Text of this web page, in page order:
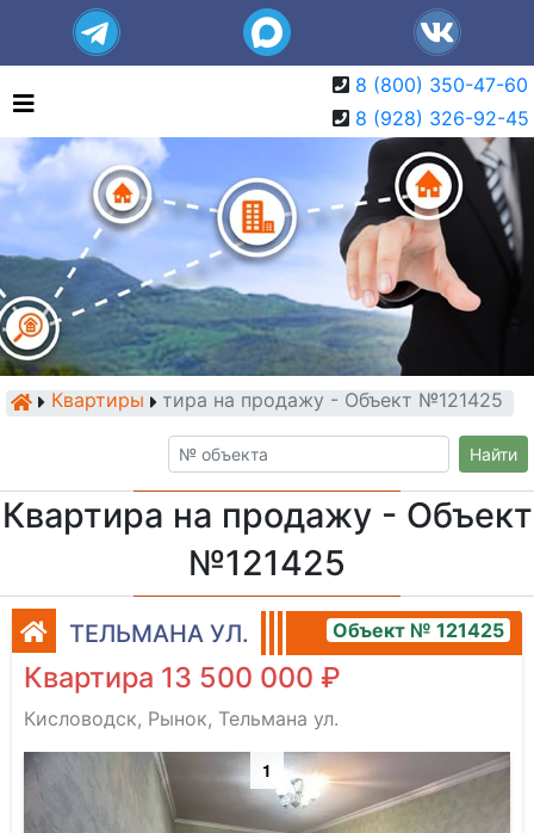
8 (800) 350-47-60
8 (928) 326-92-45
КвартирыКвартира на продажу - Объект №121425
Найти
Квартира на продажу - Объект
№121425
ТЕЛЬМАНА УЛ. Объект № 121425
Квартира 13 500 000 ₽
Кисловодск, Рынок, Тельмана ул.
1